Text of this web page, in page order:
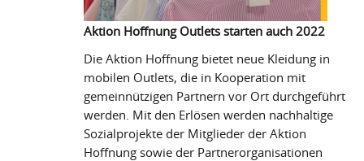
Aktion Hoffnung Outlets starten auch 2022
Die Aktion Hoffnung bietet neue Kleidung in
mobilen Outlets, die in Kooperation mit
gemeinnützigen Partnern vor Ort durchgeführt
werden. Mit den Erlösen werden nachhaltige
Sozialprojekte der Mitglieder der Aktion
Hoffnung sowie der Partnerorganisationen